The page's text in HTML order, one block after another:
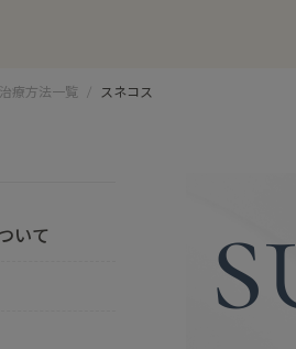
療方法一覧 スネコス
いて